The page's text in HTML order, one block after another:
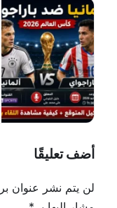
أضف تعليقًا
لن يتم نشر عنوان